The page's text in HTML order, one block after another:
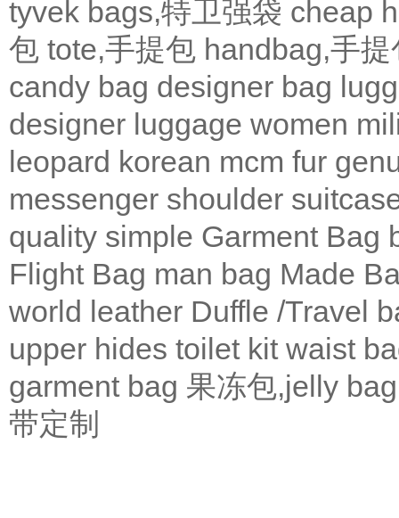
tyvek bags,特卫强袋 cheap
包 tote,手提包 handbag,手提
candy bag designer bag
designer luggage women
leopard korean mcm fur
messenger shoulder
quality simple Garment Bag
Flight Bag man bag Made
world leather Duffle /Travel
upper hides toilet kit waist
garment bag 果冻包,jelly bag
带定制